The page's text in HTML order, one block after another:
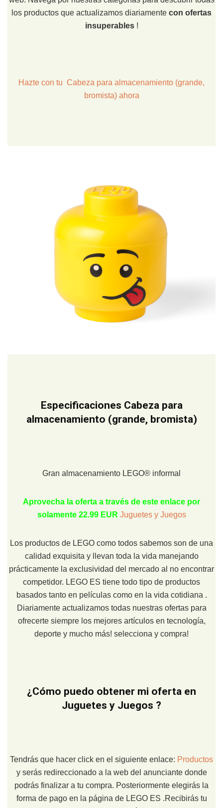
los productos que actualizamos diariamente con ofertas
insuperables!
Hazte con tu Cabeza para almacenamiento (grande,
bromista) ahora
Especificaciones Cabeza para
almacenamiento (grande, bromista)
Gran almacenamiento LEGO® informal
Aprovecha la oferta a través de este enlace por
solamente 22.99 EUR Juguetes y Juegos
Los productos de LEGO como todos sabemos son de una
calidad exquisita y llevan toda la vida manejando
prácticamente la exclusividad del mercado al no encontrar
competidor. LEGO ES tiene todo tipo de productos
basados tanto en películas como en la vida cotidiana .
Diariamente actualizamos todas nuestras ofertas para
ofrecerte siempre los mejores artículos en tecnología,
deporte y mucho más! selecciona y compra!
¿Cómo puedo obtener mi oferta en
Juguetes y Juegos ?
Tendrás que hacer click en el siguiente enlace: Productos
y serás redireccionado a la web del anunciante donde
podrás finalizar a tu compra. Posteriormente elegirás la
forma de pago en la página de LEGO ES .Recibirás tu